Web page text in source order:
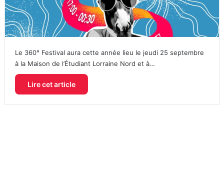
Le 360° Festival aura cette année lieu le jeudi 25 septembre
à la Maison de l’Étudiant Lorraine Nord et à…
Lire cet article